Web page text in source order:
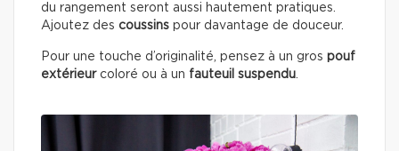
du rangement seront aussi hautement pratiques.
Ajoutez des coussins pour davantage de douceur.
Pour une touche d’originalité, pensez à un gros pouf
extérieurcoloré ou à un fauteuil suspendu.